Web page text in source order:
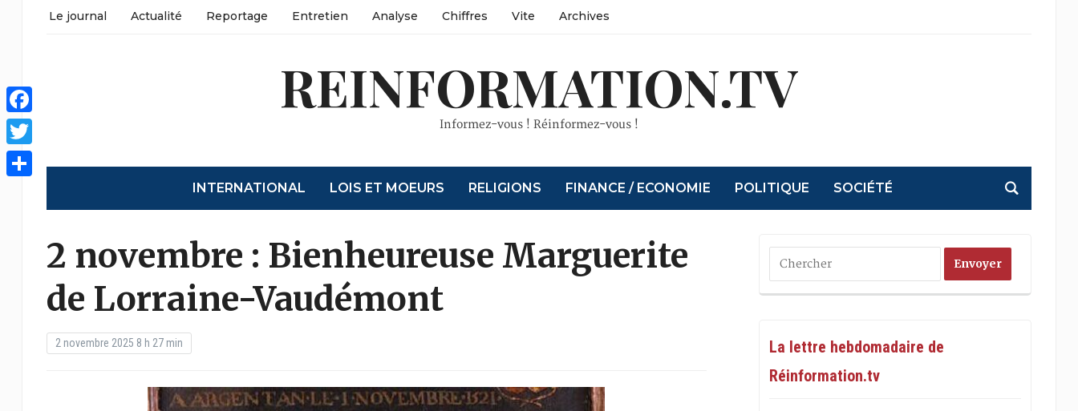
Le journal Actualité Reportage Entretien Analyse Chiffres Vite Archives
REINFORMATION.TV
Informez-vous ! Réinformez-vous !
INTERNATIONAL LOIS ET MOEURS RELIGIONS FINANCE / ECONOMIE POLITIQUE SOCIÉTÉ
2 novembre : Bienheureuse Marguerite
de Lorraine-Vaudémont
2 novembre 2025 8 h 27 min
La lettre hebdomadaire de
Réinformation.tv
Facebook
Twitter